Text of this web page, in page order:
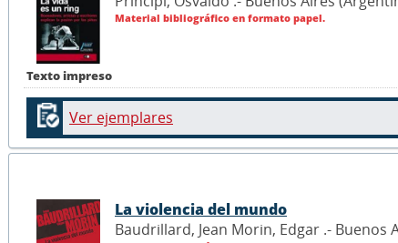
Texto impreso
Material bibliográfico en formato papel.
Ver ejemplares
La violencia del mundo
Baudrillard, Jean Morin, Edgar .- Buenos